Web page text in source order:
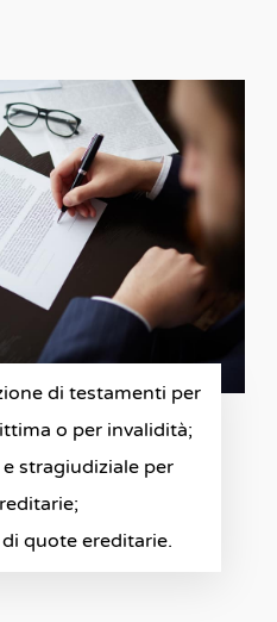
di testamenti per
o per invalidità;
stragiudiziale per
quote ereditarie.